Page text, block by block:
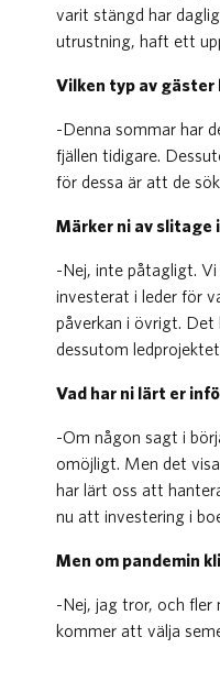
varit stängd har
utrustning, haft ett
Vilken typ av
-Denna sommar har
fjällen tidigare.
för dessa är att de
Märker ni av slitage
-Nej, inte påtagligt. Vi
investerat i leder för
påverkan i övrigt. Det
dessutom
Vad har ni lärt er
-Om någon sagt i
omöjligt. Men det
har lärt oss att
nu att investering i
Men om pandemin
-Nej, jag tror, och fler
kommer att välja